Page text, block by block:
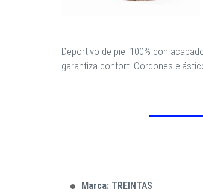
Deportivo de piel 100% con
garantiza confort. Cordones
Marca: TREINTAS